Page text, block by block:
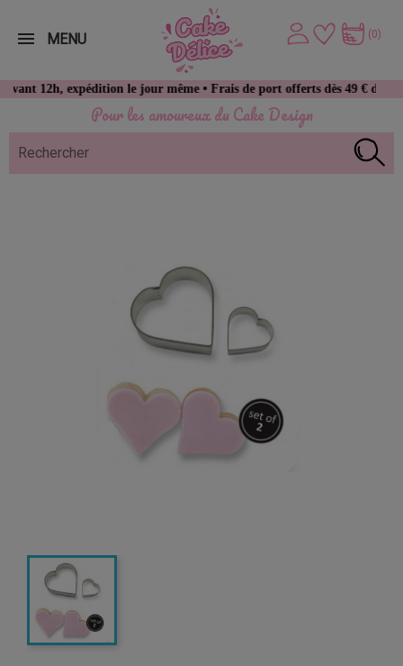
Pour les amoureux du Cake Design
12h, expédition le jour même • Frais de port offerts dès 49 € d’achat
(0)
MENU